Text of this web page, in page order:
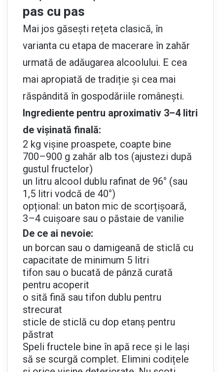
pas cu pas
Mai jos găsești rețeta clasică, în
varianta cu etapa de macerare în zahăr
urmată de adăugarea alcoolului. E cea
mai apropiată de tradiție și cea mai
răspândită în gospodăriile românești.
Ingrediente pentru aproximativ 3–4 litri
de vișinată finală:
2 kg vișine proaspete, coapte bine
700–900 g zahăr alb tos (ajustezi după
gustul fructelor)
un litru alcool dublu rafinat de 96° (sau
1,5 litri vodcă de 40°)
opțional: un baton mic de scorțișoară,
3–4 cuișoare sau o păstaie de vanilie
De ce ai nevoie:
un borcan sau o damigeană de sticlă cu
capacitate de minimum 5 litri
tifon sau o bucată de pânză curată
pentru acoperit
o sită fină sau tifon dublu pentru
strecurat
sticle de sticlă cu dop etanș pentru
păstrat
Speli fructele bine în apă rece și le lași
să se scurgă complet. Elimini codițele